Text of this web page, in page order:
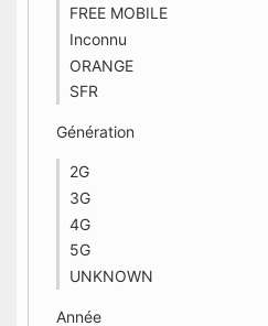
FREE MOBILE
Inconnu
ORANGE
SFR
Génération
2G
3G
4G
5G
UNKNOWN
Année